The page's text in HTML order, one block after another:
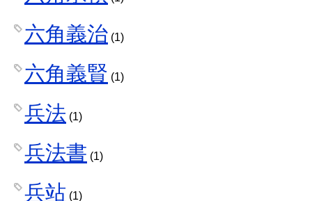
六角義治 (1)
六角義賢 (1)
兵法 (1)
兵法書 (1)
兵站 (1)